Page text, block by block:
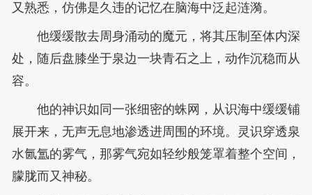
又熟悉，仿佛是久违的记忆在脑海中泛起涟漪。
他缓缓散去周身涌动的魔元，将其压制至体内深
处，随后盘膝坐于泉边一块青石之上，动作沉稳而从
容。
他的神识如同一张细密的蛛网，从识海中缓缓铺
展开来，无声无息地渗透进周围的环境。灵识穿透泉
水氤氲的雾气，那雾气宛如轻纱般笼罩着整个空间，
朦胧而又神秘。